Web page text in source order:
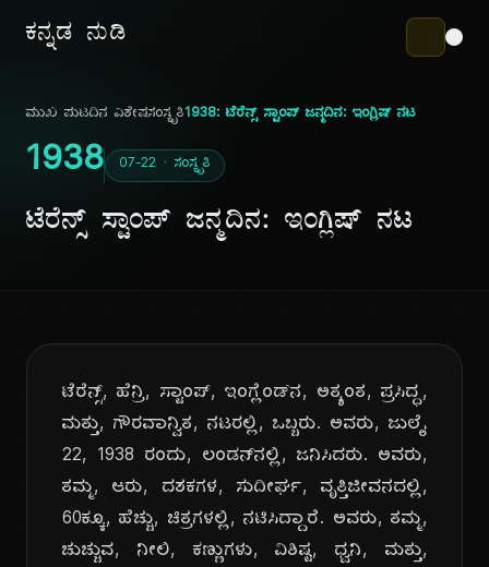
ಕನ್ನಡ ನುಡಿ
ಮುಖ ಪುಟದಿನ ವಿಶೇಷಸಂಸ್ಕೃತಿ1938: ಟೆರೆನ್ಸ್ ಸ್ಟಾಂಪ್ ಜನ್ಮದಿನ: ಇಂಗ್ಲಿಷ್ ನಟ
1938 07-22 · ಸಂಸ್ಕೃತಿ
ಟೆರೆನ್ಸ್ ಸ್ಟಾಂಪ್ ಜನ್ಮದಿನ: ಇಂಗ್ಲಿಷ್ ನಟ
ಟೆರೆನ್ಸ್, ಹೆನ್ರಿ, ಸ್ಟಾಂಪ್, ಇಂಗ್ಲೆಂಡ್‌ನ, ಅತ್ಯಂತ, ಪ್ರಸಿದ್ಧ,
ಮತ್ತು, ಗೌರವಾನ್ವಿತ, ನಟರಲ್ಲಿ, ಒಬ್ಬರು. ಅವರು, ಜುಲೈ
22, 1938 ರಂದು, ಲಂಡನ್‌ನಲ್ಲಿ, ಜನಿಸಿದರು. ಅವರು,
ತಮ್ಮ, ಆರು, ದಶಕಗಳ, ಸುದೀರ್ಘ, ವೃತ್ತಿಜೀವನದಲ್ಲಿ,
60ಕ್ಕೂ, ಹೆಚ್ಚು, ಚಿತ್ರಗಳಲ್ಲಿ, ನಟಿಸಿದ್ದಾರೆ. ಅವರು, ತಮ್ಮ,
ಚುಚ್ಚುವ, ನೀಲಿ, ಕಣ್ಣುಗಳು, ವಿಶಿಷ್ಟ, ಧ್ವನಿ, ಮತ್ತು,